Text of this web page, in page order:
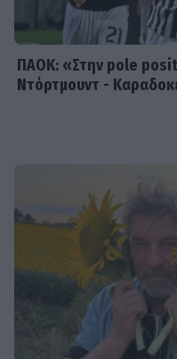
ΠΑΟΚ: «Στην pole
Ντόρτμουντ -